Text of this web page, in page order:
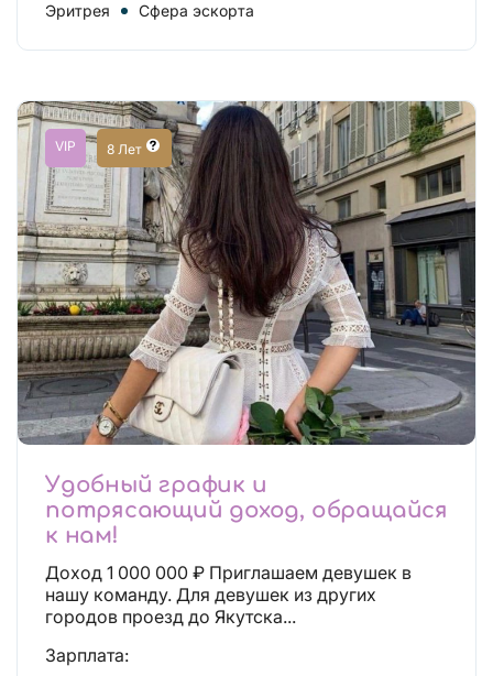
Эритрея Сфера эскорта
VIP 8 Лет
Удобный график и
потрясающий доход, обращайся
к нам!
Доход 1 000 000 ₽ Приглашаем девушек в
нашу команду. Для девушек из других
городов проезд до Якутска...
Зарплата: